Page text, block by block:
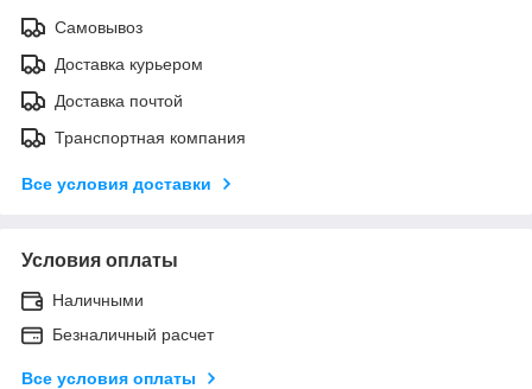
Самовывоз
Доставка курьером
Доставка почтой
Транспортная компания
Все условия доставки
Условия оплаты
Наличными
Безналичный расчет
Все условия оплаты